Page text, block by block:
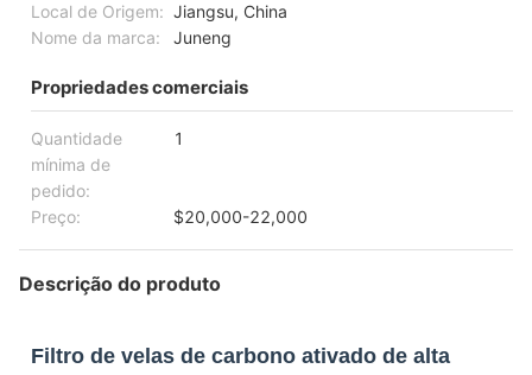
Local de Origem: Jiangsu, China
Nome da marca:
Juneng
Propriedades comerciais
Quantidade
mínima de
pedido:
1
Preço: $20,000-22,000
Descrição do produto
Filtro de velas de carbono ativado de alta